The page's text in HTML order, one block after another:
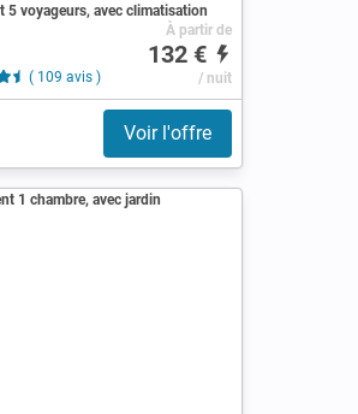
5 voyageurs, avec climatisation
( 109 avis )
À partir de
132 €
/ nuit
Voir l'offre